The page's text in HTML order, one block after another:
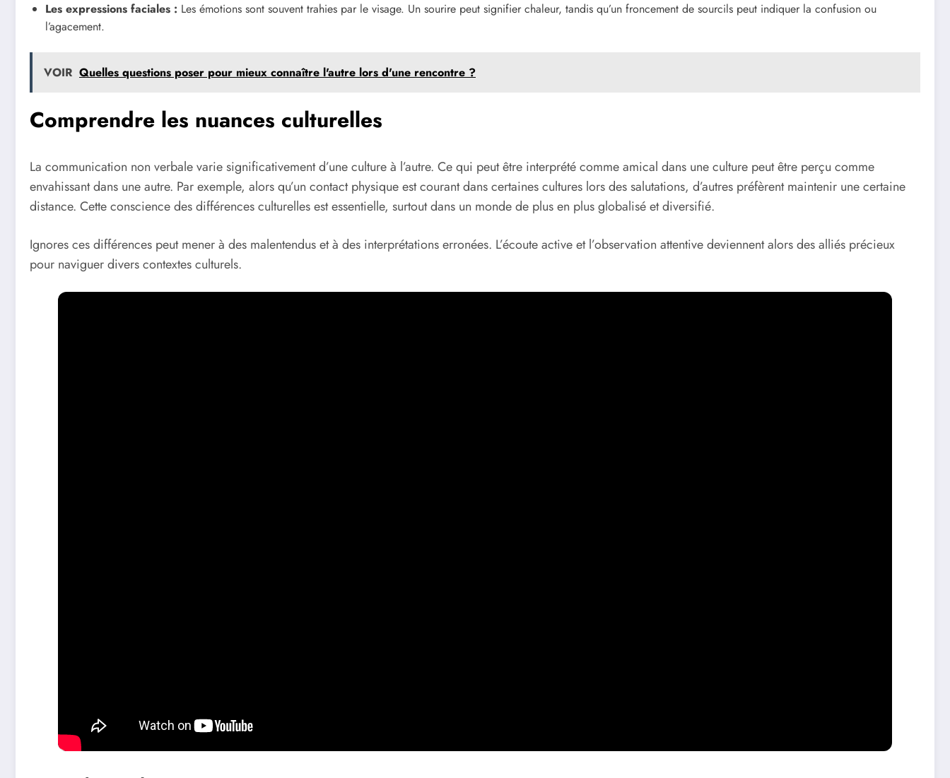
Les expressions faciales : Les émotions sont souvent trahies par le visage. Un sourire peut signifier chaleur, tandis qu’un froncement de sourcils peut indiquer la confusion ou
l’agacement.
VOIR Quelles questions poser pour mieux connaître l'autre lors d'une rencontre ?
Comprendre les nuances culturelles
La communication non verbale varie significativement d’une culture à l’autre. Ce qui peut être interprété comme amical dans une culture peut être perçu comme
envahissant dans une autre. Par exemple, alors qu’un contact physique est courant dans certaines cultures lors des salutations, d’autres préfèrent maintenir une certaine
distance. Cette conscience des différences culturelles est essentielle, surtout dans un monde de plus en plus globalisé et diversifié.
Ignores ces différences peut mener à des malentendus et à des interprétations erronées. L’écoute active et l’observation attentive deviennent alors des alliés précieux
pour naviguer divers contextes culturels.